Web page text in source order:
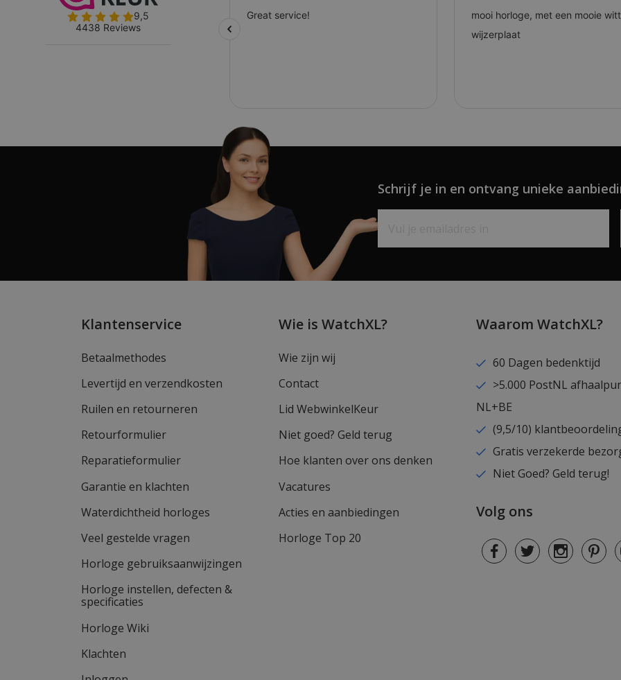
Schrijf je in en ontvang unieke
Klantenservice
Betaalmethodes
Levertijd en verzendkosten
Ruilen en retourneren
Retourformulier
Reparatieformulier
Garantie en klachten
Waterdichtheid horloges
Veel gestelde vragen
Horloge gebruiksaanwijzingen
Horloge instellen, defecten &
specificaties
Horloge Wiki
Klachten
Wie is WatchXL?
Wie zijn wij
Contact
Lid WebwinkelKeur
Niet goed? Geld terug
Hoe klanten over ons denken
Vacatures
Acties en aanbiedingen
Horloge Top 20
Waarom WatchXL?
60 Dagen bedenktijd
>5.000 PostNL
NL+BE
(9,5/10)
Gratis verzekerde
Niet Goed? Geld terug!
Volg ons